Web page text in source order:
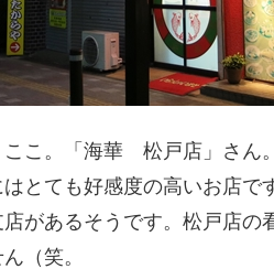
こ。「海華 松戸店」さん
とても好感度の高いお店で
があるそうです。松戸店の
（笑。